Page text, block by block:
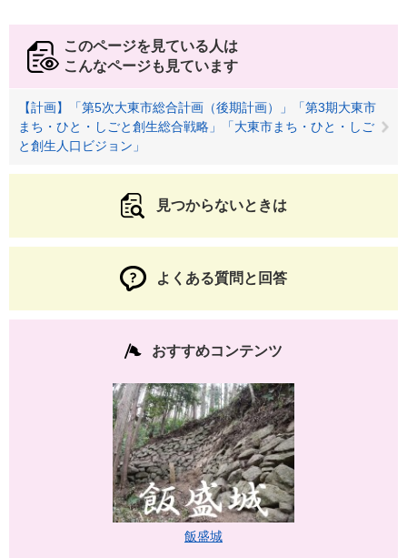
このページを見ている人は
こんなページも見ています
【計画】「第5次大東市総合計画（後期計画）」「第3期大東市
まち・ひと・しごと創生総合戦略」「大東市まち・ひと・しご
と創生人口ビジョン」
見つからないときは
よくある質問と回答
おすすめコンテンツ
飯盛城